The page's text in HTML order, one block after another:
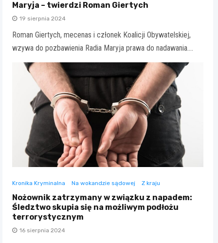
Maryja – twierdzi Roman Giertych
19 sierpnia 2024
Roman Giertych, mecenas i członek Koalicji Obywatelskiej,
wzywa do pozbawienia Radia Maryja prawa do nadawania.…
Kronika Kryminalna Na wokandzie sądowej Z kraju
Nożownik zatrzymany w związku z napadem:
Śledztwo skupia się na możliwym podłożu
terrorystycznym
16 sierpnia 2024